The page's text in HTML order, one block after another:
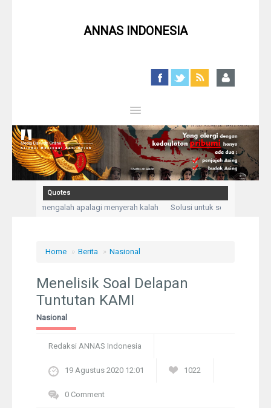
ANNAS INDONESIA
Close
Home
Profil
Berita
Pelangi
Ustadz
Download
Quotes
bukan mengalah apalagi menyerah kalah
Solusi untuk setiap masalah
Home » Berita » Nasional
Menelisik Soal Delapan
Tuntutan KAMI
Nasional
Redaksi ANNAS Indonesia
19 Agustus 2020 12:01 1022
0 Comment